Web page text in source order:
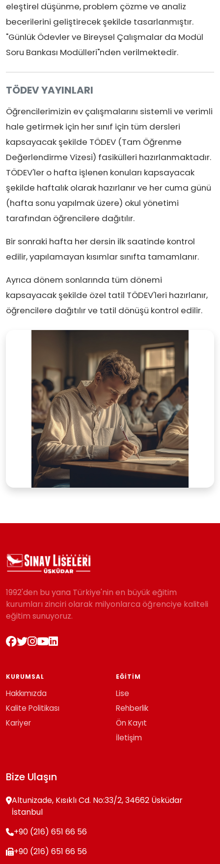
eleştirel düşünme, problem çözme ve analiz
becerilerini geliştirecek şekilde tasarlanmıştır.
"Günlük Ödevler ve Bireysel Çalışmalar da Modül
Soru Bankası Modülleri"nden verilmektedir.
TÖDEV YAYINLARI
Öğrencilerimizin ev çalışmalarını sistemli ve verimli
hale getirmek için her sınıf için tüm dersleri
kapsayacak şekilde TÖDEV (Tam Öğrenme
Değerlendirme Vizesi) fasikülleri hazırlanmaktadır.
TÖDEV'ler o hafta işlenen konuları kapsayacak
şekilde haftalık olarak hazırlanır ve her cuma günü
(hafta sonu yapılmak üzere) okul yönetimi
tarafından öğrencilere dağıtılır.
Bir sonraki hafta her dersin ilk saatinde kontrol
edilir, yapılamayan kısımlar sınıfta tamamlanır.
Ayrıca dönem sonlarında tüm dönemi
kapsayacak şekilde özel tatil TÖDEV'leri hazırlanır,
öğrencilere dağıtılır ve tatil dönüşü kontrol edilir.
1992'den bu yana Türkiye'nin en büyük eğitim
kurumları zinciri olarak milyonlarca öğrenciye kaliteli
eğitim sunuyoruz.
KURUMSAL
Hakkımızda
Kalite Politikası
Kariyer
EĞITIM
Lise
Rehberlik
Ön Kayıt
İletişim
Bize Ulaşın
Altunizade, Kısıklı Cd. No:33/2, 34662 Üsküdar
İstanbul
+90 (216) 651 66 56
+90 (216) 651 66 56